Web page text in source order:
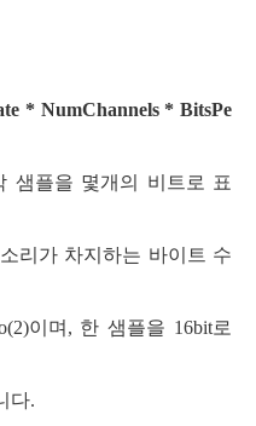
* NumChannels * BitsPe
샘플을 몇개의 비트로 표
리가 차지하는 바이트 수
이며, 한 샘플을 16bit로
다.